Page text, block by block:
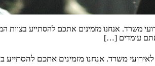
משרד. אנחנו מזמינים אתכם להסתייע
אתם עומדים […]
משרד. אנחנו מזמינים אתכם